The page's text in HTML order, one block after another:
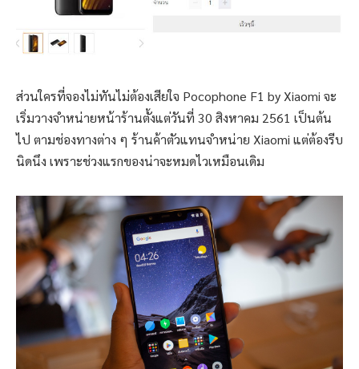
ส่วนใครที่จองไม่ทันไม่ต้องเสียใจ Pocophone F1 by Xiaomi จะ
เริ่มวางจำหน่ายหน้าร้านตั้งแต่วันที่ 30 สิงหาคม 2561 เป็นต้น
ไป ตามช่องทางต่าง ๆ ร้านค้าตัวแทนจำหน่าย Xiaomi แต่ต้องรีบ
นิดนึง เพราะช่วงแรกของน่าจะหมดไวเหมือนเดิม